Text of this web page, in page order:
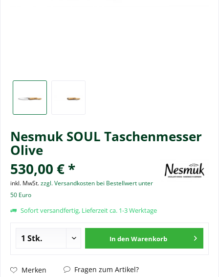
Nesmuk SOUL Taschenmesser
Olive
530,00 € *
inkl. MwSt.zzgl. Versandkosten bei Bestellwert unter
50 Euro
Sofort versandfertig, Lieferzeit ca. 1-3 Werktage
In den Warenkorb
Merken Fragen zum Artikel?